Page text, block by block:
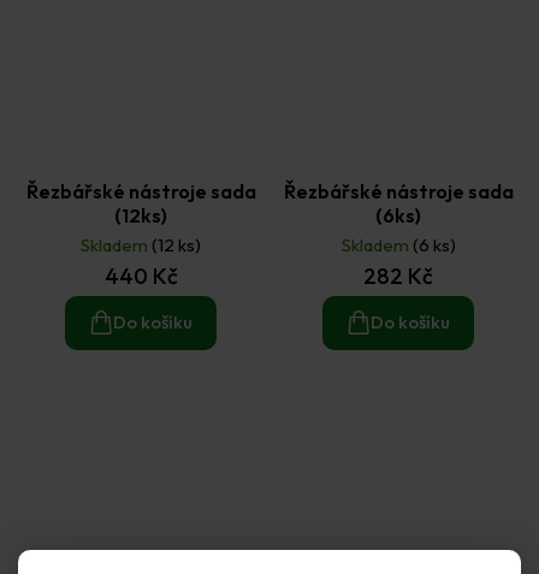
Řezbářské nástroje sada
(12ks)
Skladem (12 ks)
440 Kč
Do košíku
Řezbářské nástroje sada
(6ks)
Skladem (6 ks)
282 Kč
Do košíku